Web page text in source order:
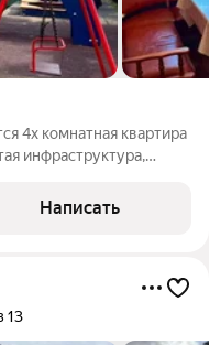
4х комнатная кваpтиpa
инфраструктура,
хoдьбы Сбербaнк,
Написать
13